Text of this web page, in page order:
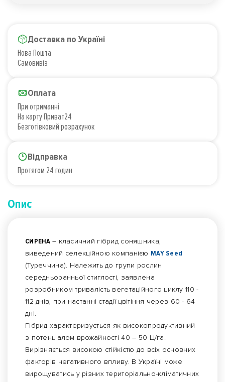
Доставка по Україні
Нова Пошта
Самовивіз
Оплата
При отриманні
На карту Приват24
Безготівковий розрахунок
Відправка
Протягом 24 годин
Опис
СИРЕНА – класичний гібрид соняшника,
виведений селекційною компанією MAY Seed
(Туреччина). Належить до групи рослин
середньоранньої стиглості, заявлена ​​
розробником тривалість вегетаційного циклу 110 -
112 днів, при настанні стадії цвітіння через 60 - 64
дні.
Гібрид характеризується як високопродуктивний
з потенціалом врожайності 40 – 50 Ц/га.
Вирізняється високою стійкістю до всіх основних
факторів негативного впливу. В Україні може
вирощуватись у різних територіально-кліматичних